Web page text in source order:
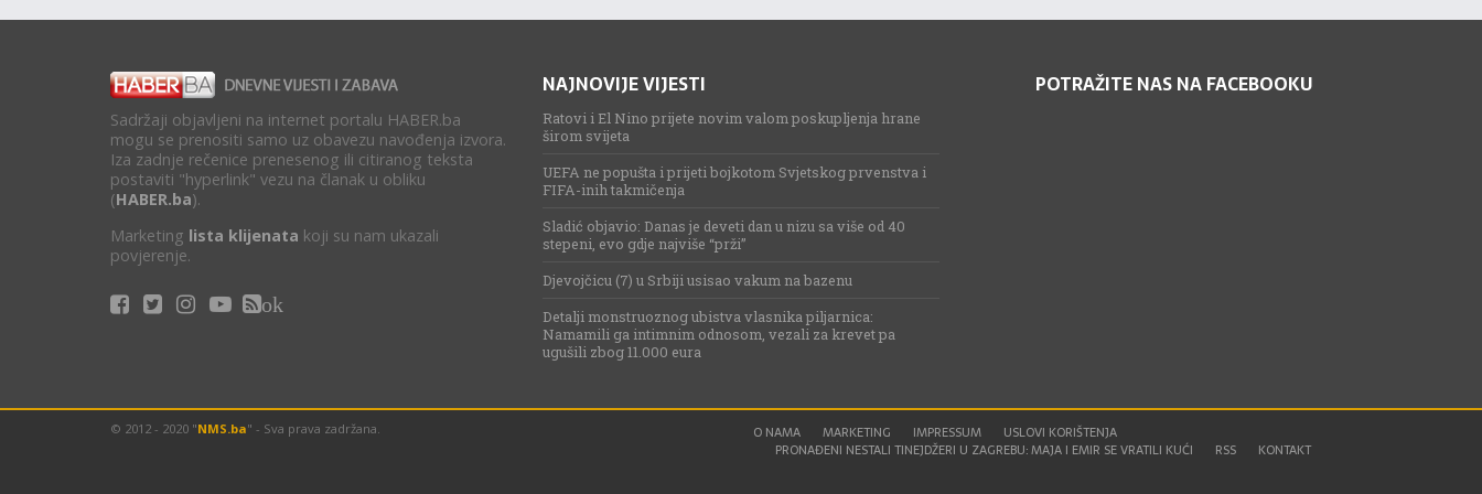
Sadržaji objavljeni na internet portalu HABER.ba
mogu se prenositi samo uz obavezu navođenja izvora.
Iza zadnje rečenice prenesenog ili citiranog teksta
postaviti "hyperlink" vezu na članak u obliku
(HABER.ba).
Marketing lista klijenata koji su nam ukazali
povjerenje.
ok
NAJNOVIJE VIJESTI
Ratovi i El Nino prijete novim valom poskupljenja hrane
širom svijeta
UEFA ne popušta i prijeti bojkotom Svjetskog prvenstva i
FIFA-inih takmičenja
Sladić objavio: Danas je deveti dan u nizu sa više od 40
stepeni, evo gdje najviše “prži”
Djevojčicu (7) u Srbiji usisao vakum na bazenu
Detalji monstruoznog ubistva vlasnika piljarnica:
Namamili ga intimnim odnosom, vezali za krevet pa
ugušili zbog 11.000 eura
POTRAŽITE NAS NA FACEBOOKU
O NAMA MARKETING IMPRESSUM
USLOVI KORIŠTENJA
PRONAĐENI NESTALI TINEJDŽERI U ZAGREBU: MAJA I EMIR SE VRATILI KUĆI
RSS KONTAKT
© 2012 - 2020 "NMS.ba" - Sva prava zadržana.